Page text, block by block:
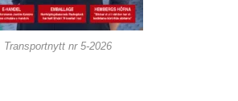
Transportnytt nr 5-2026